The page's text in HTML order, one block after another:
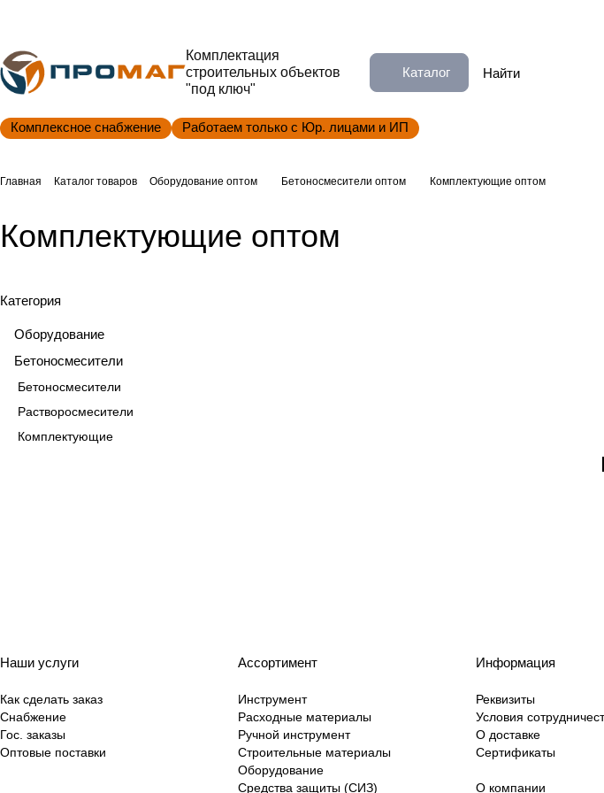
Комплектация
строительных объектов
"под ключ"
Каталог
Комплексное снабжение Работаем только с Юр. лицами и ИП
Главная Каталог товаров Оборудование оптом Бетоносмесители оптом Комплектующие оптом
Комплектующие оптом
Категория
Оборудование
Бетоносмесители
Бетоносмесители
Растворосмесители
Комплектующие
Наши услуги
Как сделать заказ
Снабжение
Гос. заказы
Оптовые поставки
Ассортимент
Инструмент
Расходные материалы
Ручной инструмент
Строительные материалы
Оборудование
Средства защиты (СИЗ)
Информация
Реквизиты
Условия
О доставке
Сертификаты
О компании